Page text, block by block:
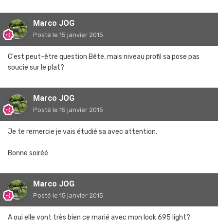
Marco JOG
Posté le 15 janvier 2015
C'est peut-être question Bête, mais niveau profil sa pose pas
soucie sur le plat?
Marco JOG
Posté le 15 janvier 2015
Je te remercie je vais étudié sa avec attention.
Bonne soiréé
Marco JOG
Posté le 15 janvier 2015
A oui elle vont très bien ce marié avec mon look 695 light?